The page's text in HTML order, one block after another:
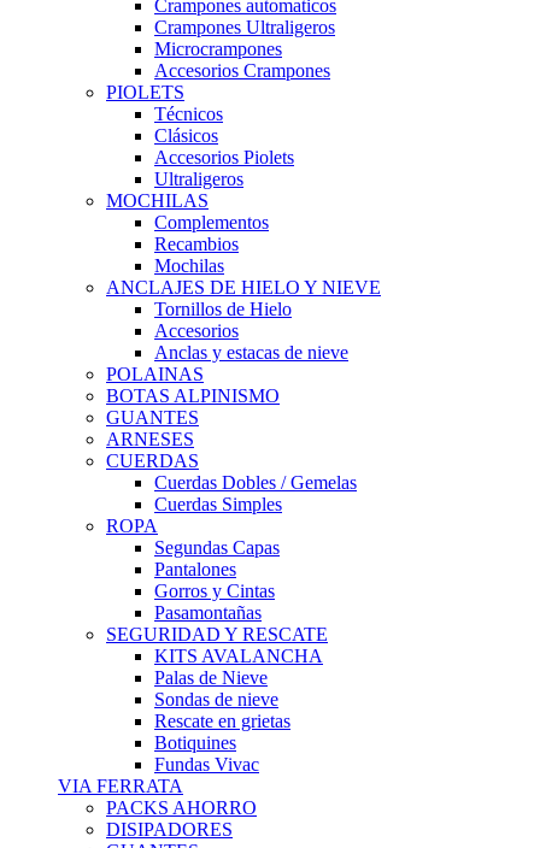
Crampones automaticos
Crampones Ultraligeros
Microcrampones
Accesorios Crampones
PIOLETS
Técnicos
Clásicos
Accesorios Piolets
Ultraligeros
MOCHILAS
Complementos
Recambios
Mochilas
ANCLAJES DE HIELO Y NIEVE
Tornillos de Hielo
Accesorios
Anclas y estacas de nieve
POLAINAS
BOTAS ALPINISMO
GUANTES
ARNESES
CUERDAS
Cuerdas Dobles / Gemelas
Cuerdas Simples
ROPA
Segundas Capas
Pantalones
Gorros y Cintas
Pasamontañas
SEGURIDAD Y RESCATE
KITS AVALANCHA
Palas de Nieve
Sondas de nieve
Rescate en grietas
Botiquines
Fundas Vivac
VIA FERRATA
PACKS AHORRO
DISIPADORES